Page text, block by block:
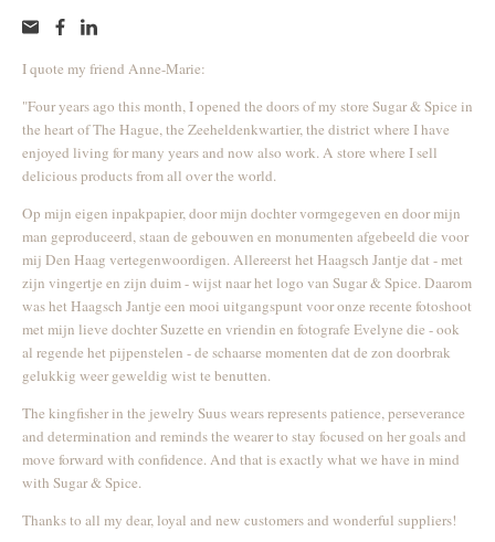
I quote my friend Anne-Marie:
"Four years ago this month, I opened the doors of my store Sugar & Spice in
the heart of The Hague, the Zeeheldenkwartier, the district where I have
enjoyed living for many years and now also work. A store where I sell
delicious products from all over the world.
Op mijn eigen inpakpapier, door mijn dochter vormgegeven en door mijn
man geproduceerd, staan de gebouwen en monumenten afgebeeld die voor
mij Den Haag vertegenwoordigen. Allereerst het Haagsch Jantje dat - met
zijn vingertje en zijn duim - wijst naar het logo van Sugar & Spice. Daarom
was het Haagsch Jantje een mooi uitgangspunt voor onze recente fotoshoot
met mijn lieve dochter Suzette en vriendin en fotografe Evelyne die - ook
al regende het pijpenstelen - de schaarse momenten dat de zon doorbrak
gelukkig weer geweldig wist te benutten.
The kingfisher in the jewelry Suus wears represents patience, perseverance
and determination and reminds the wearer to stay focused on her goals and
move forward with confidence. And that is exactly what we have in mind
with Sugar & Spice.
Thanks to all my dear, loyal and new customers and wonderful suppliers!